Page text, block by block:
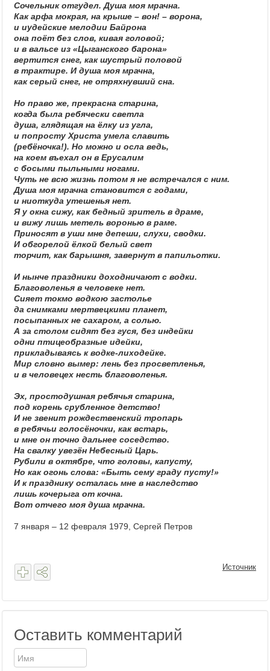
Сочельник отгудел. Душа моя мрачна.
Как арфа мокрая, на крыше – вон! – ворона,
и иудейские мелодии Байрона
она поёт без слов, кивая головой;
и в вальсе из «Цыганского барона»
вертится снег, как шустрый половой
в трактире. И душа моя мрачна,
как серый снег, не отряхнувший сна.
Но право же, прекрасна старина,
когда была ребячески светла
душа, глядящая на ёлку из угла,
и попросту Христа умела славить
(ребёночка!). Но можно и осла ведь,
на коем въехал он в Ерусалим
с босыми пыльными ногами.
Чуть не всю жизнь потом я не встречался с ним.
Душа моя мрачна становится с годами,
и ниоткуда утешенья нет.
Я у окна сижу, как бедный зритель в драме,
и вижу лишь метель воронью в раме.
Приносят в уши мне депеши, слухи, сводки.
И обгорелой ёлкой белый свет
торчит, как барышня, завернут в папильотки.
И нынче праздники доходничают с водки.
Благоволенья в человеке нет.
Сияет токмо водкою застолье
да снимками мертвецкими планет,
посыпанных не сахаром, а солью.
А за столом сидят без гуся, без индейки
одни птицеобразные идейки,
прикладываясь к водке-лиходейке.
Мир словно вымер: лень без просветленья,
и в человецех несть благоволенья.
Эх, простодушная ребячья старина,
под корень срубленное детство!
И не звенит рождественский тропарь
в ребячьи голосёночки, как встарь,
и мне он точно дальнее соседство.
На свалку увезён Небесный Царь.
Рубили в октябре, что головы, капусту,
Но как огонь слова: «Быть сему граду пусту!»
И к празднику осталась мне в наследство
лишь кочерыга от кочна.
Вот отчего моя душа мрачна.
7 января – 12 февраля 1979, Сергей Петров
Источник
Оставить комментарий